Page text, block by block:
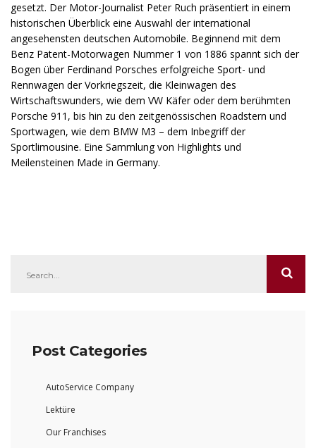
gesetzt. Der Motor-Journalist Peter Ruch präsentiert in einem
historischen Überblick eine Auswahl der international
angesehensten deutschen Automobile. Beginnend mit dem
Benz Patent-Motorwagen Nummer 1 von 1886 spannt sich der
Bogen über Ferdinand Porsches erfolgreiche Sport- und
Rennwagen der Vorkriegszeit, die Kleinwagen des
Wirtschaftswunders, wie dem VW Käfer oder dem berühmten
Porsche 911, bis hin zu den zeitgenössischen Roadstern und
Sportwagen, wie dem BMW M3 – dem Inbegriff der
Sportlimousine. Eine Sammlung von Highlights und
Meilensteinen Made in Germany.
Post Categories
AutoService Company
Lektüre
Our Franchises